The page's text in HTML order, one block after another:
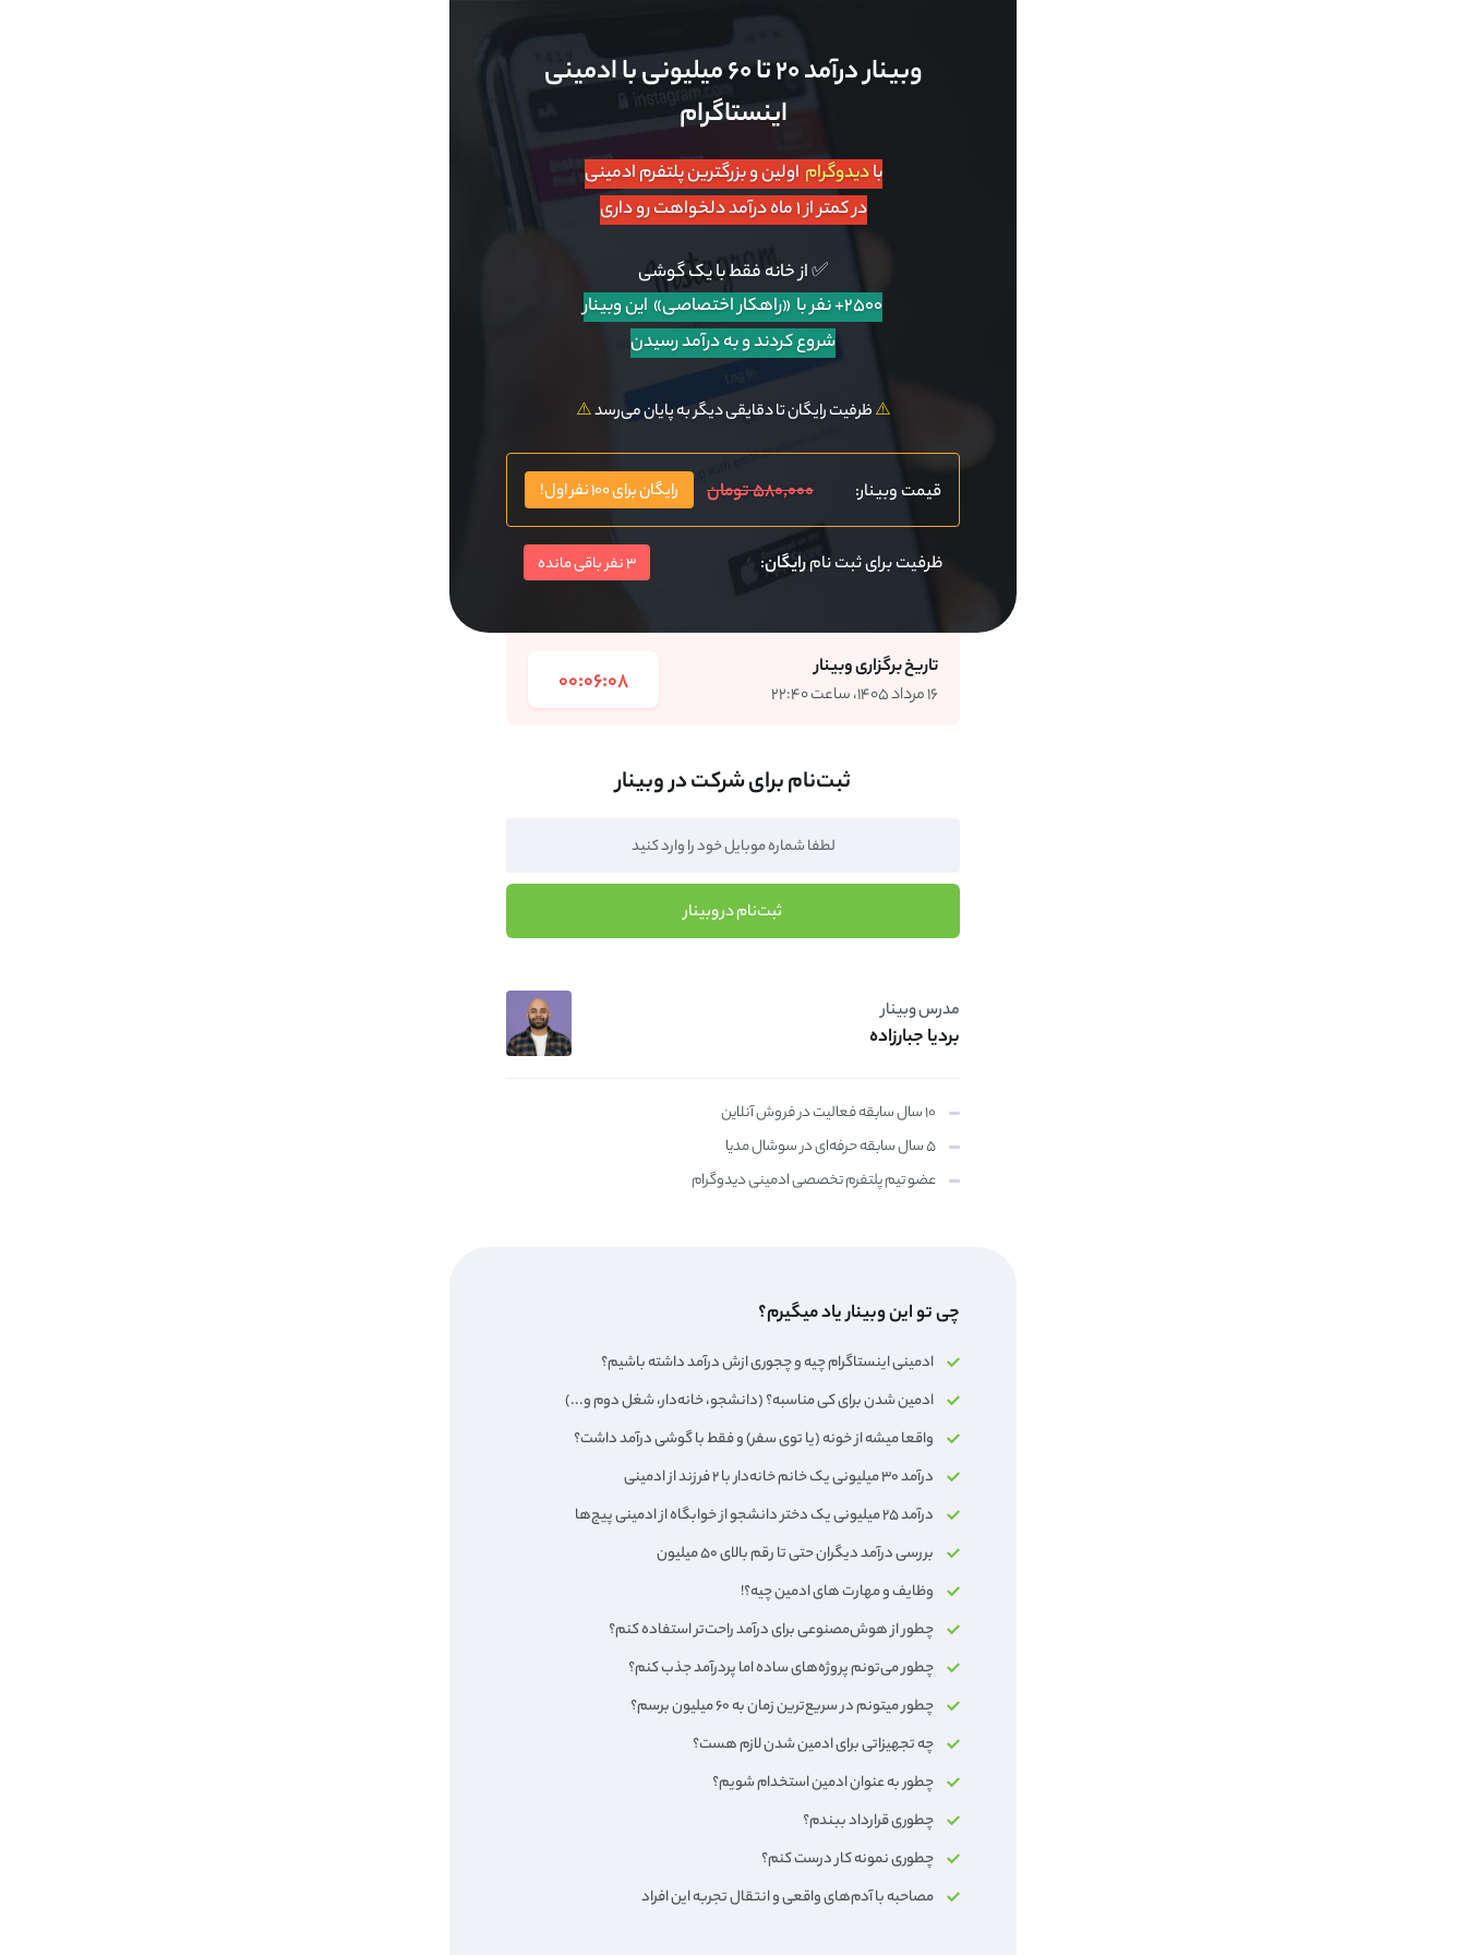
وبینار درآمد ۲۰ تا ۶۰ میلیونی با ادمینی
اینستاگرام
بادیدوگرام اولین و بزرگترین پلتفرم ادمینی
در کمتر از ۱ ماه درآمد دلخواهت رو داری
✅ از خانه فقط با یک گوشی
۲۵۰۰+ نفر با «راهکار اختصاصی»
این وبینار
شروع کردند و به درآمد رسیدن
⚠️ظرفیت رایگان تا دقایقی دیگر به پایان می‌رسد⚠️
قیمت وبینار: ۵۸۰,۰۰۰ تومان رایگان برای ۱۰۰ نفر اول!
ظرفیت برای ثبت نامرایگان: 3 نفر باقی مانده
تاریخ برگزاری وبینار
۱۶ مرداد ۱۴۰۵، ساعت ۲۲:۴۰ 00:06:08
ثبت‌نام برای شرکت در وبینار
ثبت‌نام در وبینار
مدرس وبینار
بردیا جبارزاده
۱۰ سال سابقه فعالیت در فروش آنلاین
۵ سال سابقه حرفه‌ای در سوشال مدیا
عضو تیم پلتفرم تخصصی ادمینی دیدوگرام
چی تو این وبینار یاد میگیرم؟
ادمینی اینستاگرام چیه و چجوری ازش درآمد داشته باشیم؟
ادمین شدن برای کی مناسبه؟ (دانشجو، خانه‌دار،‌ شغل دوم و...)
واقعا میشه از خونه (یا توی سفر) و فقط با گوشی درآمد داشت؟
درآمد ۳۰ میلیونی یک خانم خانه‌دار با ۲ فرزند از ادمینی
درآمد ۲۵ میلیونی یک دختر دانشجو از خوابگاه از ادمینی پیج‌ها
بررسی درآمد دیگران حتی تا رقم بالای ۵۰ میلیون
وظایف و مهارت های ادمین چیه؟!
چطور از هوش‌مصنوعی برای درآمد راحت‌تر استفاده کنم؟
چطور می‌تونم پروژه‌های ساده اما پردرآمد جذب کنم؟
چطور میتونم در سریع‌ترین زمان به 6۰ میلیون برسم؟
چه تجهیزاتی برای ادمین شدن لازم هست؟
چطور به عنوان ادمین استخدام شویم؟
چطوری قرارداد ببندم؟
چطوری نمونه کار درست کنم؟
مصاحبه با آدم‌های واقعی و انتقال تجربه این افراد